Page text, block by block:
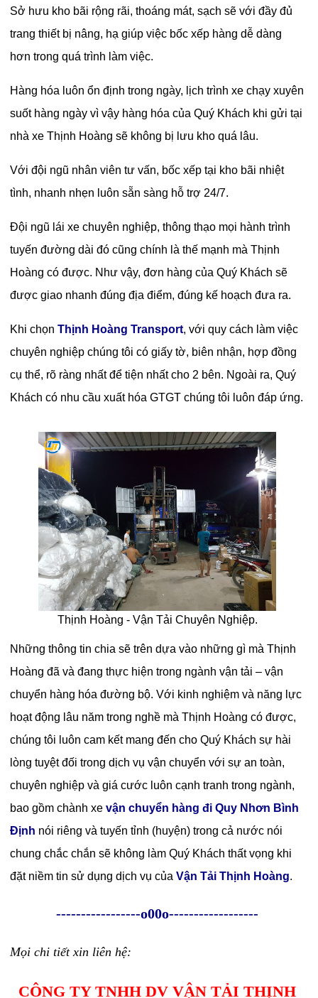
Sở hưu kho bãi rộng rãi, thoáng mát, sạch sẽ với đầy đủ
trang thiết bị nâng, hạ giúp việc bốc xếp hàng dễ dàng
hơn trong quá trình làm việc.
Hàng hóa luôn ổn định trong ngày, lịch trình xe chạy xuyên
suốt hàng ngày vì vậy hàng hóa của Quý Khách khi gửi tại
nhà xe Thịnh Hoàng sẽ không bị lưu kho quá lâu.
Với đội ngũ nhân viên tư vấn, bốc xếp tại kho bãi nhiệt
tình, nhanh nhẹn luôn sẵn sàng hỗ trợ 24/7.
Đội ngũ lái xe chuyên nghiệp, thông thạo mọi hành trình
tuyến đường dài đó cũng chính là thế mạnh mà Thịnh
Hoàng có được. Như vậy, đơn hàng của Quý Khách sẽ
được giao nhanh đúng địa điểm, đúng kế hoạch đưa ra.
Khi chọnThịnh Hoàng Transport, với quy cách làm việc
chuyên nghiệp chúng tôi có giấy tờ, biên nhận, hợp đồng
cụ thể, rõ ràng nhất để tiện nhất cho 2 bên. Ngoài ra, Quý
Khách có nhu cầu xuất hóa GTGT chúng tôi luôn đáp ứng.
Thịnh Hoàng - Vận Tải Chuyên Nghiệp.
Những thông tin chia sẽ trên dựa vào những gì mà Thịnh
Hoàng đã và đang thực hiện trong ngành vận tải – vận
chuyển hàng hóa đường bộ. Với kinh nghiệm và năng lực
hoạt động lâu năm trong nghề mà Thịnh Hoàng có được,
chúng tôi luôn cam kết mang đến cho Quý Khách sự hài
lòng tuyệt đối trong dịch vụ vận chuyển với sự an toàn,
chuyên nghiệp và giá cước luôn cạnh tranh trong ngành,
bao gồm chành xevận chuyển hàng đi Quy Nhơn Bình
Định nói riêng và tuyến tỉnh (huyện) trong cả nước nói
chung chắc chắn sẽ không làm Quý Khách thất vọng khi
đặt niềm tin sử dụng dịch vụ củaVận Tải Thịnh Hoàng.
-----------------o00o------------------
Mọi chi tiết xin liên hệ:
CÔNG TY TNHH DV VẬN TẢI THỊNH